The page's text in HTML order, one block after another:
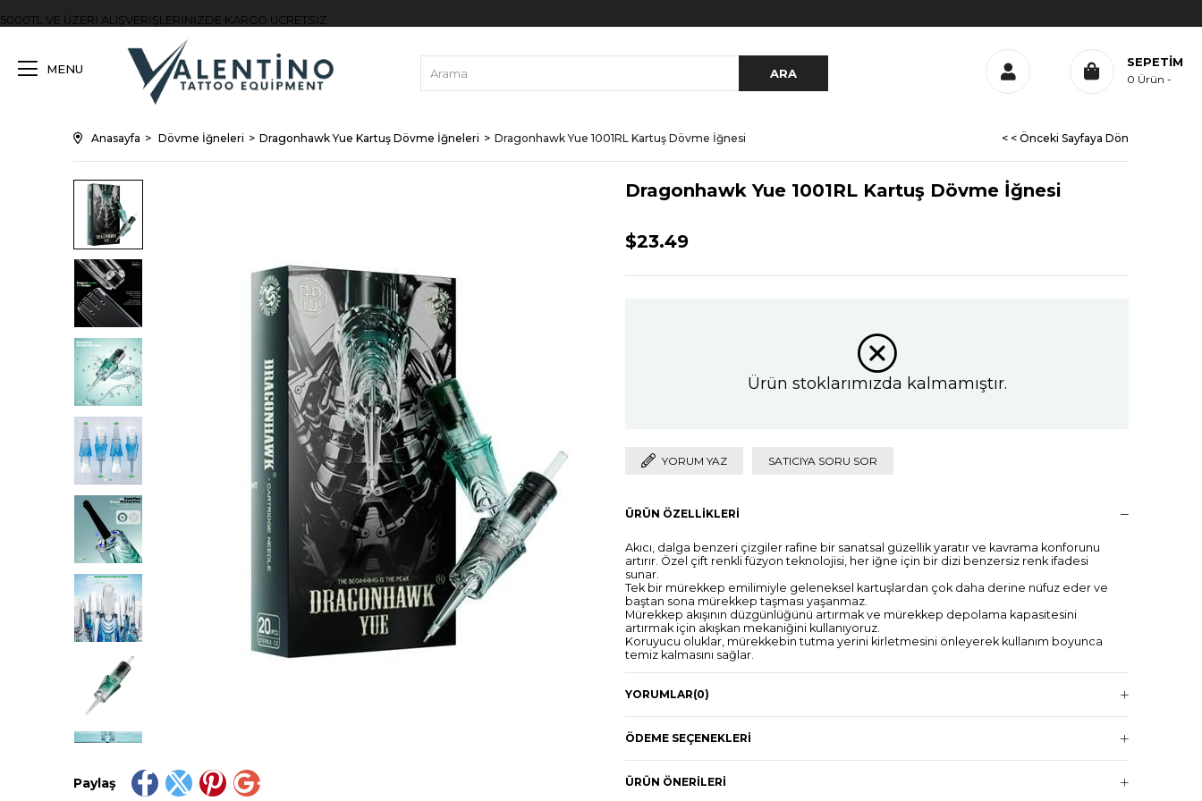
5000TL VE ÜZERİ ALIŞVERİŞLERİNİZDE KARGO ÜCRETSİZ
MENU SEPETIM
0 Ürün
Anasayfa Dövme İğneleri Dragonhawk Yue Kartuş Dövme İğneleri Dragonhawk Yue 1001RL Kartuş Dövme İğnesi < < Önceki Sayfaya Dön
Paylaş
Dragonhawk Yue 1001RL Kartuş Dövme İğnesi
$23.49
Ürün stoklarımızda kalmamıştır.
YORUM YAZ SATICIYA SORU SOR
ÜRÜN ÖZELLIKLERI
Akıcı, dalga benzeri çizgiler rafine bir sanatsal güzellik yaratır ve kavrama konforunu
artırır. Özel çift renkli füzyon teknolojisi, her iğne için bir dizi benzersiz renk ifadesi
sunar.
Tek bir mürekkep emilimiyle geleneksel kartuşlardan çok daha derine nüfuz eder ve
baştan sona mürekkep taşması yaşanmaz.
Mürekkep akışının düzgünlüğünü artırmak ve mürekkep depolama kapasitesini
artırmak için akışkan mekaniğini kullanıyoruz.
Koruyucu oluklar, mürekkebin tutma yerini kirletmesini önleyerek kullanım boyunca
temiz kalmasını sağlar.
Yeni iğne çubuğu %10 daha fazla sertlik, mükemmel hizalama, daha iyi boyama
hasarı ve yüksek mürekkep kapasitesiyle üstün gölgeleme sunar.
Her pakette 20 adet vardır ve tek kullanımlıktır.
304L paslanmaz cerrahi çelikten ve tıbbi plastikten üretilmiştir.
E.O.Gas yöntemiyle steril edilmiş ve tek tek paketlenmiştir.
İğne çeşitlerinin üzerindeki sayılar ve harfler ;
YORUMLAR(0)
ÖDEME SEÇENEKLERI
ÜRÜN ÖNERILERI